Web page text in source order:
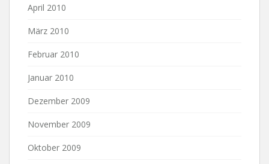
April 2010
März 2010
Februar 2010
Januar 2010
Dezember 2009
November 2009
Oktober 2009